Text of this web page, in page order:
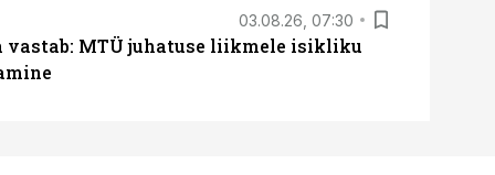
03.08.26, 07:30
vastab: MTÜ juhatuse liikmele isikliku